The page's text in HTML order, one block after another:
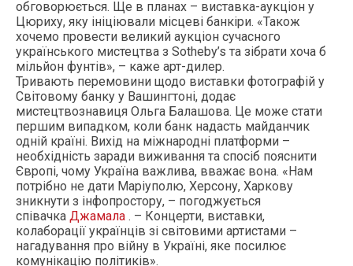
обговорюється. Ще в планах – виставка-аукціон у
Цюриху, яку ініціювали місцеві банкіри. «Також
хочемо провести великий аукціон сучасного
українського мистецтва з Sotheby’s та зібрати хоча б
мільйон фунтів», – каже арт-дилер.
Тривають перемовини щодо виставки фотографій у
Світовому банку у Вашингтоні, додає
мистецтвознавиця Ольга Балашова. Це може стати
першим випадком, коли банк надасть майданчик
одній країні. Вихід на міжнародні платформи –
необхідність заради виживання та спосіб пояснити
Європі, чому Україна важлива, вважає вона. «Нам
потрібно не дати Маріуполю, Херсону, Харкову
зникнути з інфопростору, – погоджується
співачка Джамала . – Концерти, виставки,
колаборації українців зі світовими артистами –
нагадування про війну в Україні, яке посилює
комунікацію політиків».